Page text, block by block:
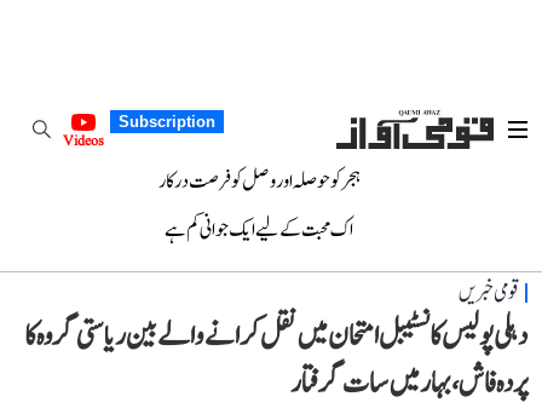
Subscription
Videos
ہجر کو حوصلہ اور وصل کو فرصت درکار
اک محبت کے لیے ایک جوانی کم ہے
قومی خبریں
دہلی پولیس کانسٹیبل امتحان میں نقل کرانے والے بین ریاستی گروہ کا
پردہ فاش، بہار میں سات گرفتار